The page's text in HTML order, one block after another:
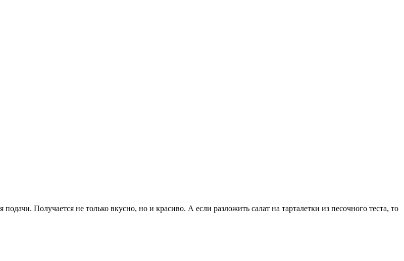
подачи. Получается не только вкусно, но и красиво. А если разложить салат на тарталетки из песочного теста, то